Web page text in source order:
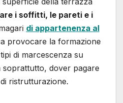
i soffitti, le pareti e i
di appartenenza al
provocare la formazione
di marcescenza su
soprattutto, dover pagare
ristrutturazione.